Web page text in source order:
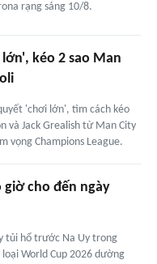
rạng sáng 10/8.
kéo 2 sao Man
'chơi lớn', tìm cách kéo
và Jack Grealish từ Man City
vọng Champions League.
giờ cho đến ngày
tủi hổ trước Na Uy trong
loại World Cup 2026 dường